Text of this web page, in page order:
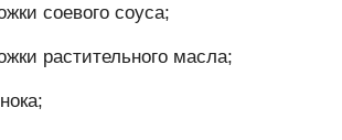
соевого соуса;
растительного масла;